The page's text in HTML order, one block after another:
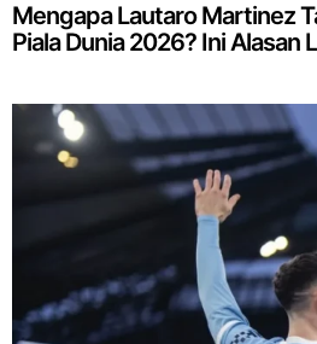
Mengapa Lautaro Martinez
Piala Dunia 2026? Ini Alasan